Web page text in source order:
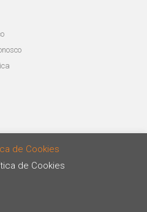
de Cookies
de Cookies